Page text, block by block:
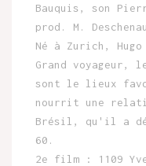
Bauquis, son
prod. M.
Né à Zurich,
Grand
sont le lieux
nourrit une
Brésil, qu'il a
60.
2e film : 1109